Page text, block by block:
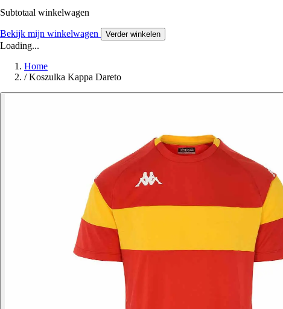
Subtotaal winkelwagen
Bekijk mijn winkelwagen Verder winkelen
Loading...
Home
/ Koszulka Kappa Dareto